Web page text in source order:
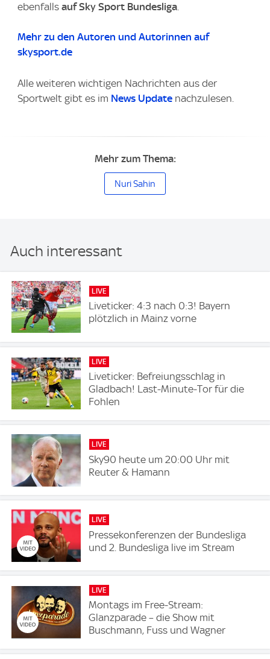
ebenfalls auf Sky Sport Bundesliga.
Mehr zu den Autoren und Autorinnen auf
skysport.de
Alle weiteren wichtigen Nachrichten aus der
Sportwelt gibt es im News Update nachzulesen.
Mehr zum Thema:
Nuri Sahin
Auch interessant
LIVE
Liveticker: 4:3 nach 0:3! Bayern
plötzlich in Mainz vorne
LIVE
Liveticker: Befreiungsschlag in
Gladbach! Last-Minute-Tor für die
Fohlen
LIVE
Sky90 heute um 20:00 Uhr mit
Reuter & Hamann
LIVE
Pressekonferenzen der Bundesliga
und 2. Bundesliga live im Stream
LIVE
Montags im Free-Stream:
Glanzparade – die Show mit
Buschmann, Fuss und Wagner